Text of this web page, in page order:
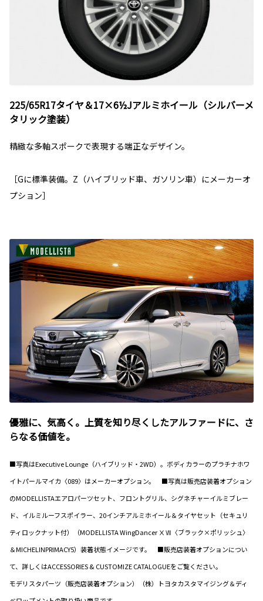
225/65R17タイヤ＆17×6½Jアルミホイール（シルバーメ
タリック塗装）
精緻な多軸スポークで表現する端正なデザイン。
［Gに標準装備。Z（ハイブリッド車、ガソリン車）にメーカーオ
プション］
優雅に、気高く。上質を知り尽くしたアルファードに、さ
らなる価値を。
■写真はExecutive Lounge（ハイブリッド・2WD）。ボディカラーのプラチナホワ
イトパールマイカ〈089〉はメーカーオプション。 ■写真は販売店装着オプション
のMODELLISTAエアロパーツセット、フロントグリル、シグネチャーイルミブレー
ド、イルミルーフスポイラー、20インチアルミホイール＆タイヤセット（セキュリ
ティロックナット付）（MODELLISTA WingDancer ⅩⅦ〈ブラック×ポリッシュ〉
＆MICHELINPRIMACY5）装着状態イメージです。 ■販売店装着オプションについ
て、詳しくはACCESSORIES & CUSTOMIZE CATALOGUEをご覧ください。
モデリスタパーツ（販売店装着オプション）（株）トヨタカスタマイジング＆ディ